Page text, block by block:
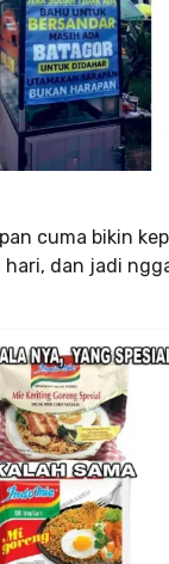
cuma bikin
dan jadi